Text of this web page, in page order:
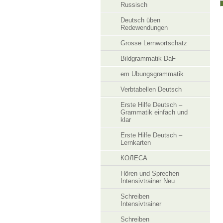
Russisch
Deutsch üben
Redewendungen
Grosse Lernwortschatz
Bildgrammatik DaF
em Ubungsgrammatik
Verbtabellen Deutsch
Erste Hilfe Deutsch –
Grammatik einfach und
klar
Erste Hilfe Deutsch –
Lernkarten
КОЛЕСА
Hören und Sprechen
Intensivtrainer Neu
Schreiben
Intensivtrainer
Schreiben